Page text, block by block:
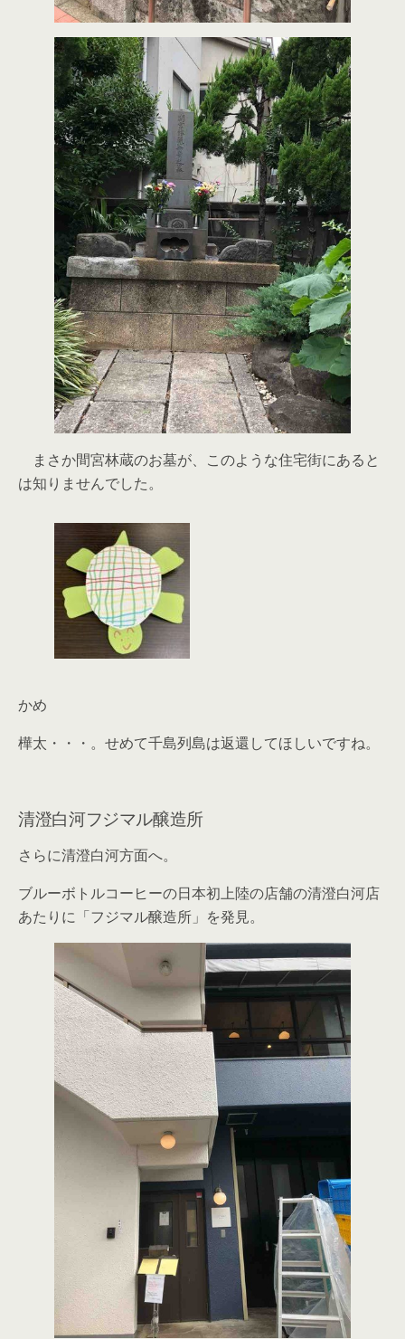
まさか間宮林蔵のお墓が、このような住宅街にあると
は知りませんでした。
かめ
樺太・・・。せめて千島列島は返還してほしいですね。
清澄白河フジマル醸造所
さらに清澄白河方面へ。
ブルーボトルコーヒーの日本初上陸の店舗の清澄白河店
あたりに「フジマル醸造所」を発見。